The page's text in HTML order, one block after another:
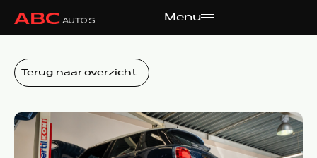
Menu
Terug naar overzicht